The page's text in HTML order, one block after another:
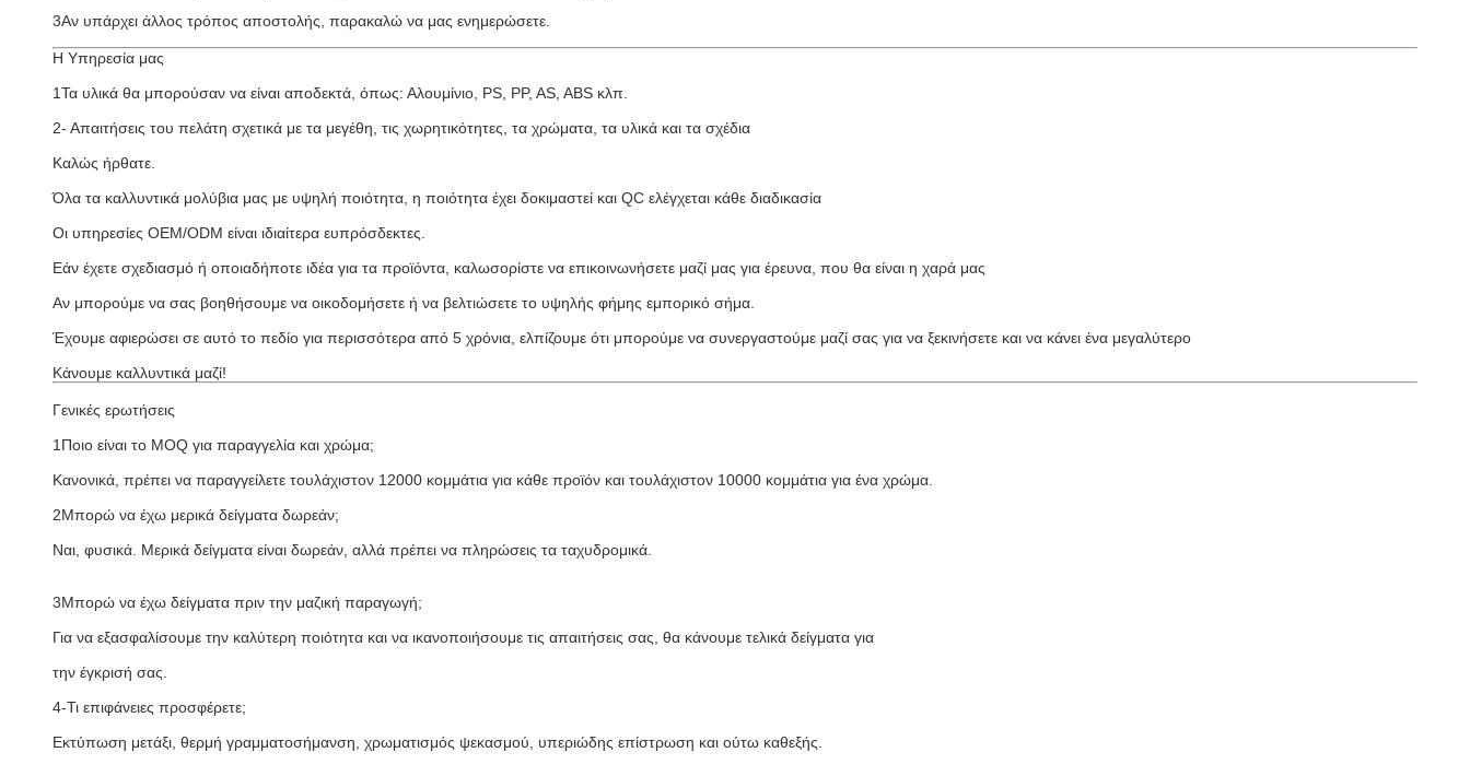
3Αν υπάρχει άλλος τρόπος αποστολής, παρακαλώ να μας ενημερώσετε.
Η Υπηρεσία μας
1Τα υλικά θα μπορούσαν να είναι αποδεκτά, όπως: Αλουμίνιο, PS, PP, AS, ABS κλπ.
2- Απαιτήσεις του πελάτη σχετικά με τα μεγέθη, τις χωρητικότητες, τα χρώματα, τα υλικά και τα σχέδια
Καλώς ήρθατε.
Όλα τα καλλυντικά μολύβια μας με υψηλή ποιότητα, η ποιότητα έχει δοκιμαστεί και QC ελέγχεται κάθε διαδικασία
Οι υπηρεσίες OEM/ODM είναι ιδιαίτερα ευπρόσδεκτες.
Εάν έχετε σχεδιασμό ή οποιαδήποτε ιδέα για τα προϊόντα, καλωσορίστε να επικοινωνήσετε μαζί μας για έρευνα, που θα είναι η χαρά μας
Αν μπορούμε να σας βοηθήσουμε να οικοδομήσετε ή να βελτιώσετε το υψηλής φήμης εμπορικό σήμα.
Έχουμε αφιερώσει σε αυτό το πεδίο για περισσότερα από 5 χρόνια, ελπίζουμε ότι μπορούμε να συνεργαστούμε μαζί σας για να ξεκινήσετε και να κάνει ένα μεγαλύτερο
Κάνουμε καλλυντικά μαζί!
Γενικές ερωτήσεις
1Ποιο είναι το MOQ για παραγγελία και χρώμα;
Κανονικά, πρέπει να παραγγείλετε τουλάχιστον 12000 κομμάτια για κάθε προϊόν και τουλάχιστον 10000 κομμάτια για ένα χρώμα.
2Μπορώ να έχω μερικά δείγματα δωρεάν;
Ναι, φυσικά. Μερικά δείγματα είναι δωρεάν, αλλά πρέπει να πληρώσεις τα ταχυδρομικά.
3Μπορώ να έχω δείγματα πριν την μαζική παραγωγή;
Για να εξασφαλίσουμε την καλύτερη ποιότητα και να ικανοποιήσουμε τις απαιτήσεις σας, θα κάνουμε τελικά δείγματα για
την έγκρισή σας.
4-Τι επιφάνειες προσφέρετε;
Εκτύπωση μετάξι, θερμή γραμματοσήμανση, χρωματισμός ψεκασμού, υπεριώδης επίστρωση και ούτω καθεξής.